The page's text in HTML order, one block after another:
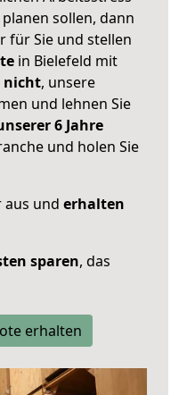
sollen, dann
für Sie und stellen
in Bielefeld mit
nicht, unsere
und lehnen Sie
6 Jahre
und holen Sie
aus und erhalten
sparen, das
erhalten